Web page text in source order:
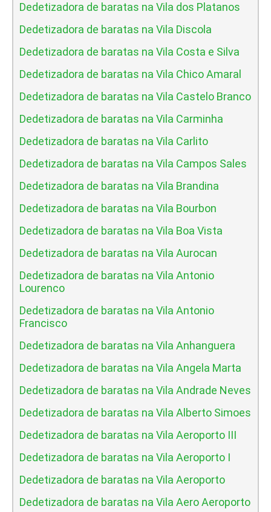
Dedetizadora de baratas na Vila dos Platanos
Dedetizadora de baratas na Vila Discola
Dedetizadora de baratas na Vila Costa e Silva
Dedetizadora de baratas na Vila Chico Amaral
Dedetizadora de baratas na Vila Castelo Branco
Dedetizadora de baratas na Vila Carminha
Dedetizadora de baratas na Vila Carlito
Dedetizadora de baratas na Vila Campos Sales
Dedetizadora de baratas na Vila Brandina
Dedetizadora de baratas na Vila Bourbon
Dedetizadora de baratas na Vila Boa Vista
Dedetizadora de baratas na Vila Aurocan
Dedetizadora de baratas na Vila Antonio
Lourenco
Dedetizadora de baratas na Vila Antonio
Francisco
Dedetizadora de baratas na Vila Anhanguera
Dedetizadora de baratas na Vila Angela Marta
Dedetizadora de baratas na Vila Andrade Neves
Dedetizadora de baratas na Vila Alberto Simoes
Dedetizadora de baratas na Vila Aeroporto III
Dedetizadora de baratas na Vila Aeroporto I
Dedetizadora de baratas na Vila Aeroporto
Dedetizadora de baratas na Vila Aero Aeroporto